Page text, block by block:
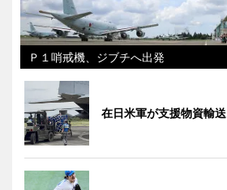
Ｐ１哨戒機、ジブチへ出発
在日米軍が支援物資輸送